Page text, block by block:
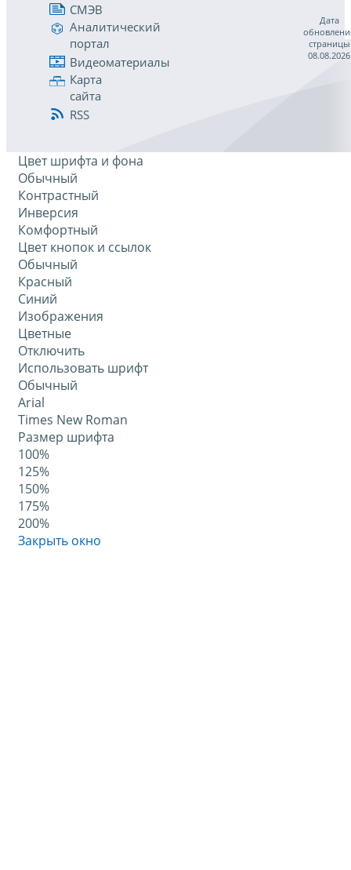
СМЭВ
Аналитический
портал
Видеоматериалы
Карта
сайта
RSS
Дата
страницы
08.08.2026
Цвет шрифта и фона
Обычный
Контрастный
Инверсия
Комфортный
Цвет кнопок и ссылок
Обычный
Красный
Синий
Изображения
Цветные
Отключить
Использовать шрифт
Обычный
Arial
Times New Roman
Размер шрифта
100%
125%
150%
175%
200%
Закрыть окно